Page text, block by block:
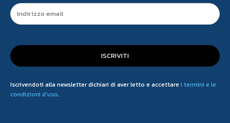
ISCRIVITI
Iscrivendoti alla newsletter dichiari di aver letto e accettare i termini e le
condizioni d'uso.